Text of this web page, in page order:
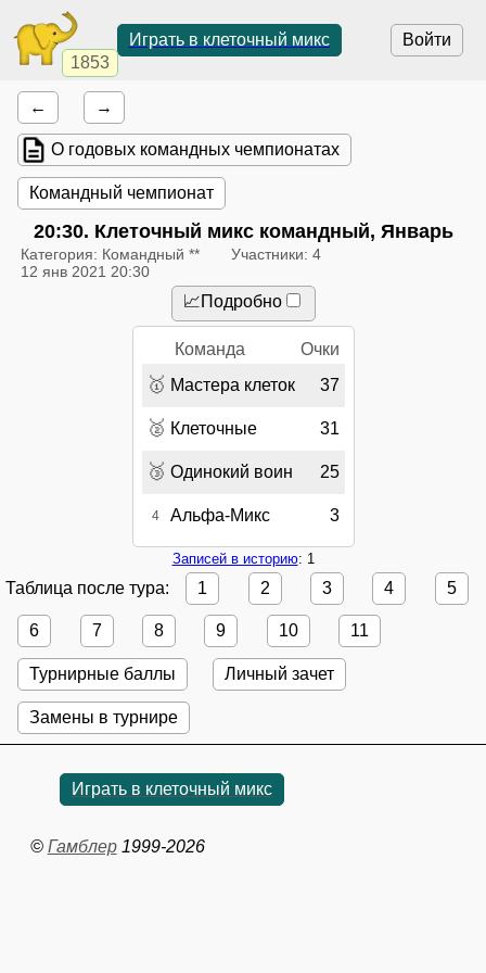
1853
Войти
Играть в клеточный микс
← →
О годовых командных чемпионатах
Командный чемпионат
20:30. Клеточный микс командный, Январь
Категория: Командный **
Участники: 4
12 янв 2021 20:30
📈Подробно
Команда Очки
🥇 Мастера клеток 37
🥈 Клеточные 31
🥉 Одинокий воин 25
4 Альфа-Микс 3
Записей в историю: 1
Таблица после тура: 1 2 3 4 5
6 7 8 9 10 11
Турнирные баллы Личный зачет
Замены в турнире
Играть в клеточный микс
© Гамблер1999-2026